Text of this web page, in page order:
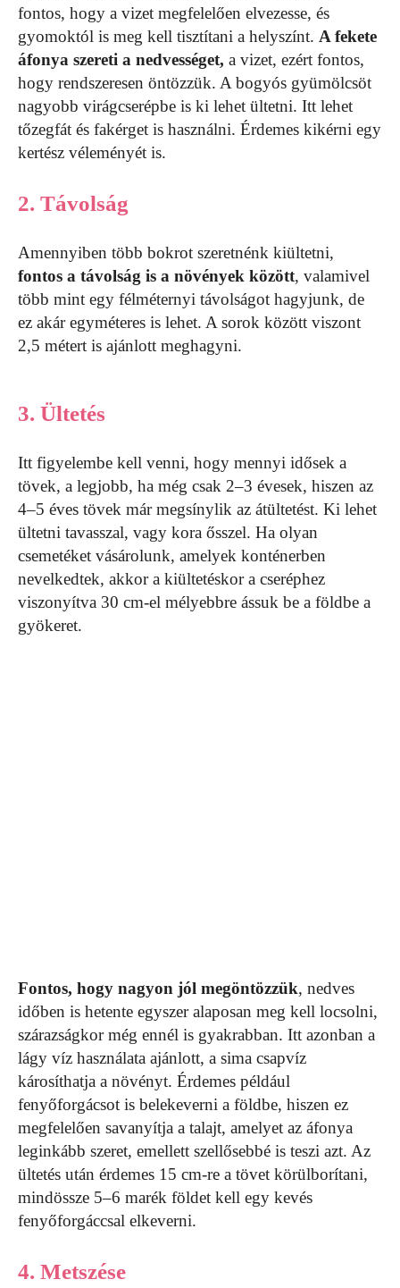
fontos, hogy a vizet megfelelően elvezesse, és
gyomoktól is meg kell tisztítani a helyszínt. A fekete
áfonya szereti a nedvességet, a vizet, ezért fontos,
hogy rendszeresen öntözzük. A bogyós gyümölcsöt
nagyobb virágcserépbe is ki lehet ültetni. Itt lehet
tőzegfát és fakérget is használni. Érdemes kikérni egy
kertész véleményét is.
2. Távolság
Amennyiben több bokrot szeretnénk kiültetni,
fontos a távolság is a növények között, valamivel
több mint egy félméternyi távolságot hagyjunk, de
ez akár egyméteres is lehet. A sorok között viszont
2,5 métert is ajánlott meghagyni.
3. Ültetés
Itt figyelembe kell venni, hogy mennyi idősek a
tövek, a legjobb, ha még csak 2–3 évesek, hiszen az
4–5 éves tövek már megsínylik az átültetést. Ki lehet
ültetni tavasszal, vagy kora ősszel. Ha olyan
csemetéket vásárolunk, amelyek konténerben
nevelkedtek, akkor a kiültetéskor a cseréphez
viszonyítva 30 cm-el mélyebbre ássuk be a földbe a
gyökeret.
Fontos, hogy nagyon jól megöntözzük, nedves
időben is hetente egyszer alaposan meg kell locsolni,
szárazságkor még ennél is gyakrabban. Itt azonban a
lágy víz használata ajánlott, a sima csapvíz
károsíthatja a növényt. Érdemes például
fenyőforgácsot is belekeverni a földbe, hiszen ez
megfelelően savanyítja a talajt, amelyet az áfonya
leginkább szeret, emellett szellősebbé is teszi azt. Az
ültetés után érdemes 15 cm-re a tövet körülborítani,
mindössze 5–6 marék földet kell egy kevés
fenyőforgáccsal elkeverni.
4. Metszése